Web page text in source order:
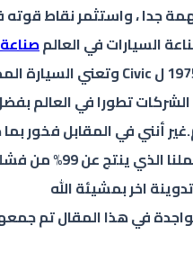
جدا ، واستثمر نقاط
السيارات في العالم
تطورا في العالم
أنني في المقابل فخور
اخر بمشيئة الله
في هذا المقال تم